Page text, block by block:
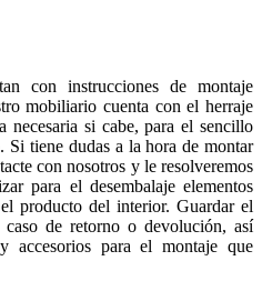
con instrucciones de montaje
mobiliario cuenta con el herraje
necesaria si cabe, para el sencillo
Si tiene dudas a la hora de montar
con nosotros y le resolveremos
para el desembalaje elementos
producto del interior. Guardar el
de retorno o devolución, así
accesorios para el montaje que